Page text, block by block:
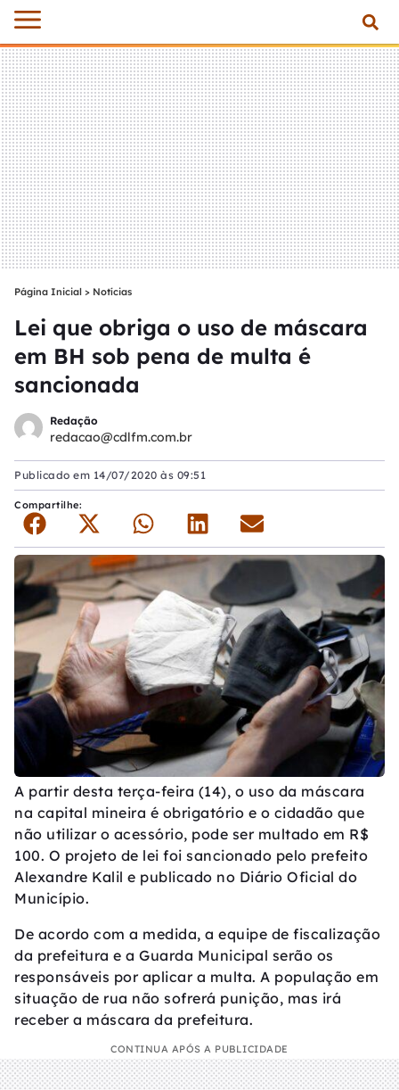
Página Inicial > Notícias
Lei que obriga o uso de máscara
em BH sob pena de multa é
sancionada
Redação
redacao@cdlfm.com.br
Publicado em 14/07/2020 às 09:51
Compartilhe:
A partir desta terça-feira (14), o uso da máscara
na capital mineira é obrigatório e o cidadão que
não utilizar o acessório, pode ser multado em R$
100. O projeto de lei foi sancionado pelo prefeito
Alexandre Kalil e publicado no Diário Oficial do
Município.
De acordo com a medida, a equipe de fiscalização
da prefeitura e a Guarda Municipal serão os
responsáveis por aplicar a multa. A população em
situação de rua não sofrerá punição, mas irá
receber a máscara da prefeitura.
CONTINUA APÓS A PUBLICIDADE